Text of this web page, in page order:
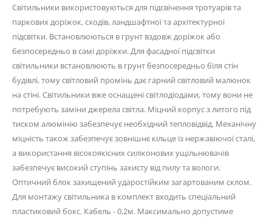
Світильники використовуються для підсвічення тротуарів та
паркових доріжок, сходів, ландшафтної та архітектурної
підсвітки. Встановлюються в грунт вздовж доріжок або
безпосередньо в самі доріжки. Для фасадної підсвітки
світильники встановлюють в грунт безпосередньо біля стін
будівлі, тому світловий промінь дає гарний світловий малюнок
на стіні. Світильники вже оснащені світлодіодами, тому вони не
потребують заміни джерела світла. Міцний корпус з литого під
тиском алюмінію забезпечує необхідний тепловідвід. Механічну
міцність також забезпечує зовнішнє кільце із нержавіючої сталі,
а використання вісокоякісних силіконових ущільнювачів
забезпечує високий ступінь захисту від пилу та вологи.
Оптичний блок захищений ударостійким загартованим склом.
Для монтажу світильника в комплект входить спеціальний
пластиковий бокс. Кабель - 0,2м. Максимально допустиме